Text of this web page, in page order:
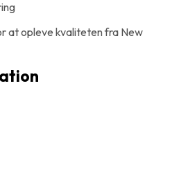
at opleve kvaliteten fra New